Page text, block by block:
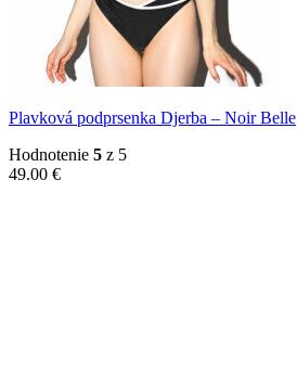
Plavková podprsenka Djerba – Noir Belle
Hodnotenie 5 z 5
49.00 €